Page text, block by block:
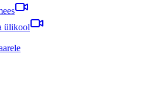
ülikool